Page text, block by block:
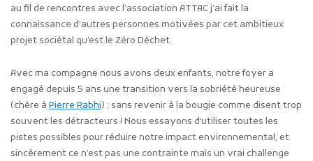
au fil de rencontres avec l’association ATTAC j’ai fait la
connaissance d’autres personnes motivées par cet ambitieux
projet sociétal qu’est le Zéro Déchet.
Avec ma compagne nous avons deux enfants, notre foyer a
engagé depuis 5 ans une transition vers la sobriété heureuse
(chère à Pierre Rabhi) ; sans revenir à la bougie comme disent trop
souvent les détracteurs ! Nous essayons d’utiliser toutes les
pistes possibles pour réduire notre impact environnemental, et
sincèrement ce n’est pas une contrainte mais un vrai challenge